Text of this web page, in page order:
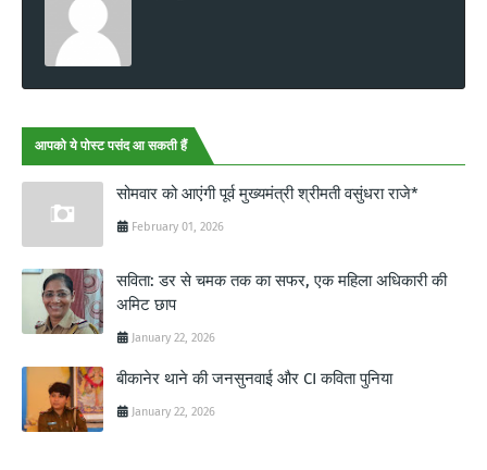
आपको ये पोस्ट पसंद आ सकती हैं
सोमवार को आएंगी पूर्व मुख्यमंत्री श्रीमती वसुंधरा राजे*
February 01, 2026
सविता: डर से चमक तक का सफर, एक महिला अधिकारी की
अमिट छाप
January 22, 2026
बीकानेर थाने की जनसुनवाई और CI कविता पुनिया
January 22, 2026